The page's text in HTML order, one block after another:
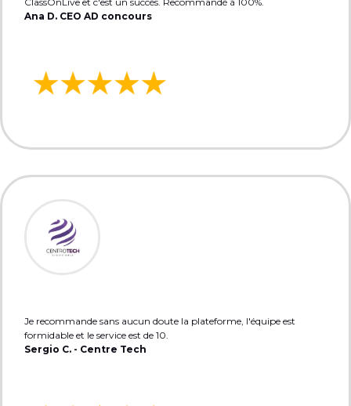
Ana D. CEO AD concours
Je recommande sans aucun doute la plateforme, l'équipe est
formidable et le service est de 10.
Sergio C. - Centre Tech